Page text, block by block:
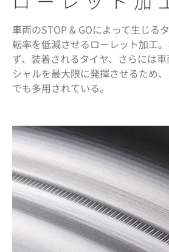
車両のSTOP & GOによって生じる
転率を低減させるローレット加工
ず、装着されるタイヤ、さらには
シャルを最大限に発揮させるため
でも多用されている。